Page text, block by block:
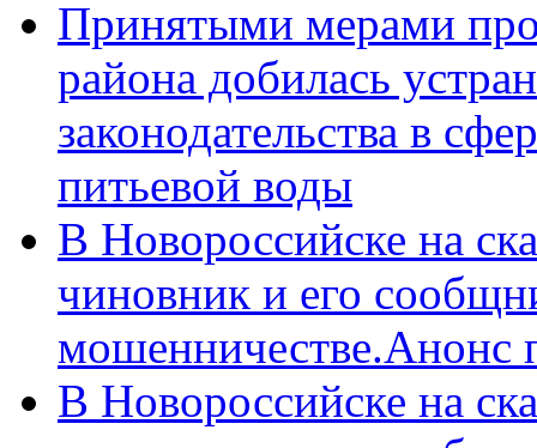
Принятыми мерами
района добилась
законодательства в
питьевой воды
В Новороссийске на
чиновник и его
мошенничестве.Анонс
В Новороссийске на